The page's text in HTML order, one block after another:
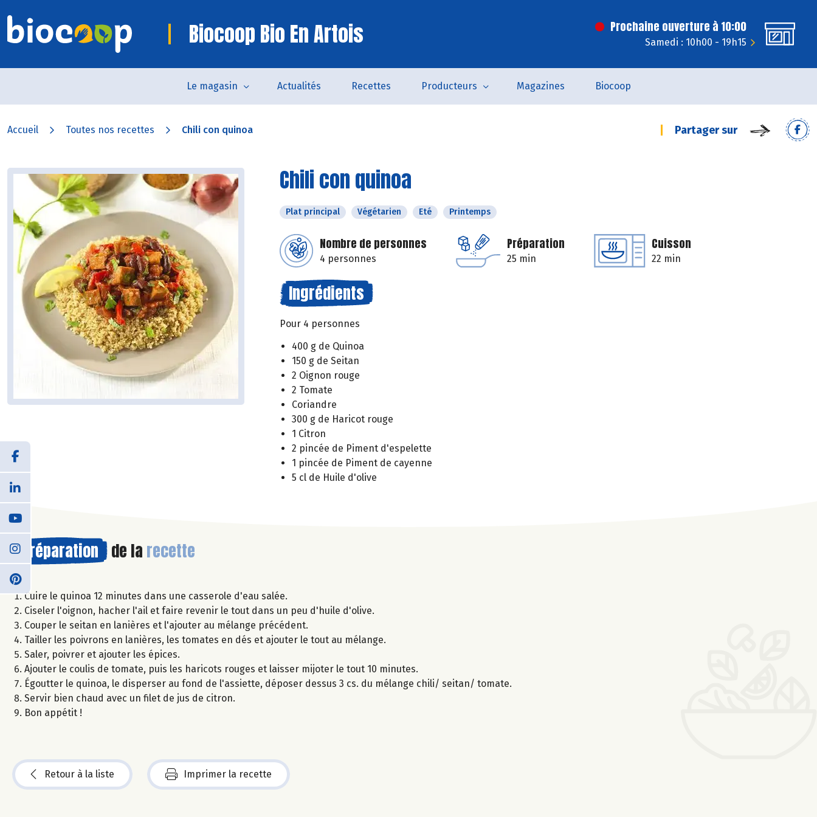
Biocoop Bio En Artois Prochaine ouverture à 10:00
Samedi : 10h00 - 19h15
Le magasin Actualités Recettes Producteurs Magazines Biocoop
Accueil Toutes nos recettes Chili con quinoa Partager sur
Chili con quinoa
Plat principal Végétarien Eté Printemps
Nombre de personnes
4 personnes
Préparation
25 min
Cuisson
22 min
Ingrédients
Pour 4 personnes
400 g de Quinoa
150 g de Seitan
2 Oignon rouge
2 Tomate
Coriandre
300 g de Haricot rouge
1 Citron
2 pincée de Piment d'espelette
1 pincée de Piment de cayenne
5 cl de Huile d'olive
Préparation de la recette
Cuire le quinoa 12 minutes dans une casserole d'eau salée.
Ciseler l'oignon, hacher l'ail et faire revenir le tout dans un peu d'huile d'olive.
Couper le seitan en lanières et l'ajouter au mélange précédent.
Tailler les poivrons en lanières, les tomates en dés et ajouter le tout au mélange.
Saler, poivrer et ajouter les épices.
Ajouter le coulis de tomate, puis les haricots rouges et laisser mijoter le tout 10 minutes.
Égoutter le quinoa, le disperser au fond de l'assiette, déposer dessus 3 cs. du mélange chili/ seitan/ tomate.
Servir bien chaud avec un filet de jus de citron.
Bon appétit !
Retour à la liste Imprimer la recette